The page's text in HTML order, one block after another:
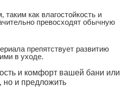
как влагостойкость и
превосходят обычную
препятствует развитию
в уходе.
и комфорт вашей бани или
и предложить